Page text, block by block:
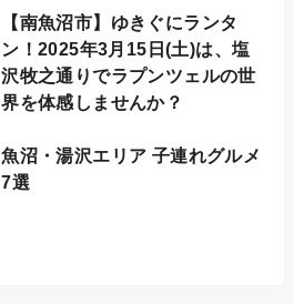
【南魚沼市】ゆきぐにランタ
ン！2025年3月15日(土)は、塩
沢牧之通りでラプンツェルの世
界を体感しませんか？
魚沼・湯沢エリア 子連れグルメ
7選